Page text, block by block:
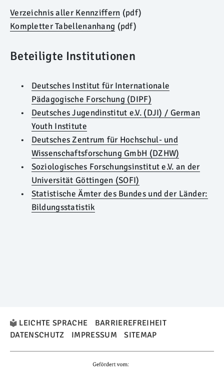
Verzeichnis aller Kennziffern (pdf)
Kompletter Tabellenanhang (pdf)
Beteiligte Institutionen
Deutsches Institut für Internationale
Pädagogische Forschung (DIPF)
Deutsches Jugendinstitut e.V. (DJI) / German
Youth Institute
Deutsches Zentrum für Hochschul- und
Wissenschaftsforschung GmbH (DZHW)
Soziologisches Forschungsinstitut e.V. an der
Universität Göttingen (SOFI)
Statistische Ämter des Bundes und der Länder:
Bildungsstatistik
LEICHTE SPRACHE
BARRIEREFREIHEIT
DATENSCHUTZ
IMPRESSUM SITEMAP